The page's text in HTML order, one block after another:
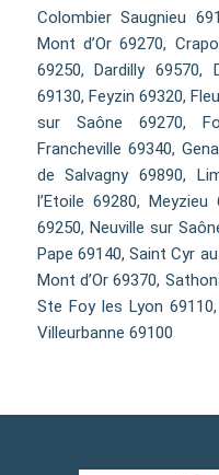
Colombier Saugnieu
Mont d’Or 69270,
69250, Dardilly 69570,
69130, Feyzin 69320,
sur Saône 69270,
Francheville 69340,
de Salvagny 69890,
l’Etoile 69280,
69250, Neuville sur
Pape 69140, Saint Cyr
Mont d’Or 69370,
Ste Foy les Lyon
Villeurbanne 69100